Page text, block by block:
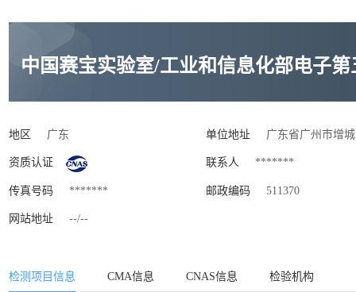
中国赛宝实验室/工业和信息化部电子
地区 广东 单位地址 广东省广州市增
资质认证 联系人 *******
传真号码 ******* 邮政编码 511370
网站地址 --/--
检测项目信息 CMA信息 CNAS信息 检验机构